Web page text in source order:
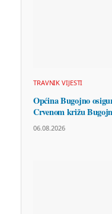
TRAVNIK VIJESTI
Općina Bugojno
Crvenom križu
06.08.2026